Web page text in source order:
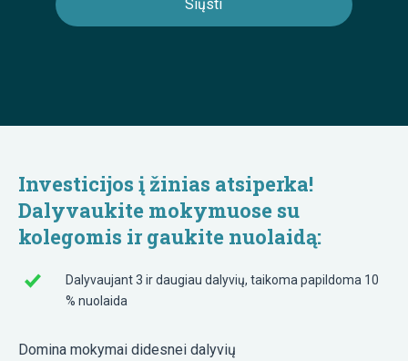
Investicijos į žinias atsiperka!
Dalyvaukite mokymuose su
kolegomis ir gaukite nuolaidą:
Dalyvaujant 3 ir daugiau dalyvių, taikoma papildoma 10
% nuolaida
Domina mokymai didesnei dalyvių